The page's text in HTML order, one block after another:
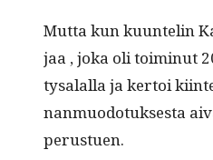
Mut­ta kun kuun­telin
jaa , joka oli toimin­ut
tysalal­la ja ker­toi
nan­muodotuk­ses­ta
perustuen.